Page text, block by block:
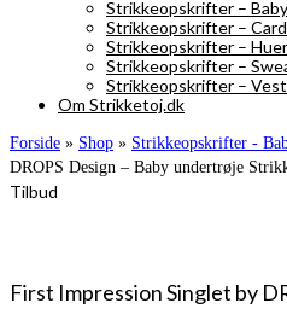
Strikkeopskrifter –
Strikkeopskrifter –
Strikkeopskrifter – Huer
Strikkeopskrifter –
Strikkeopskrifter – Vest
Om Strikketoj.dk
Forside » Shop » Strikkeopskrifter -
DROPS Design – Baby undertrøje
Tilbud
First Impression Singlet by